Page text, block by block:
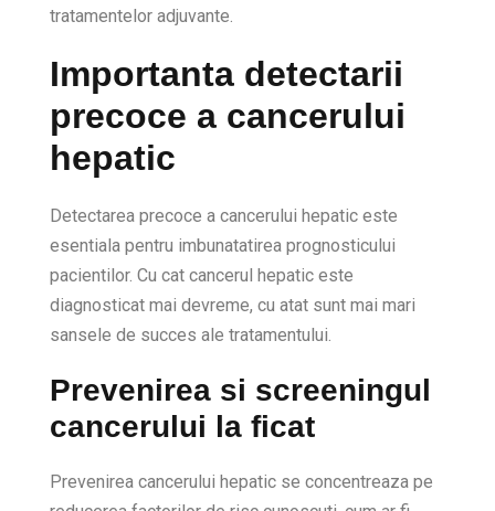
tratamentelor adjuvante.
Importanta detectarii
precoce a cancerului
hepatic
Detectarea precoce a cancerului hepatic este
esentiala pentru imbunatatirea prognosticului
pacientilor. Cu cat cancerul hepatic este
diagnosticat mai devreme, cu atat sunt mai mari
sansele de succes ale tratamentului.
Prevenirea si screeningul
cancerului la ficat
Prevenirea cancerului hepatic se concentreaza pe